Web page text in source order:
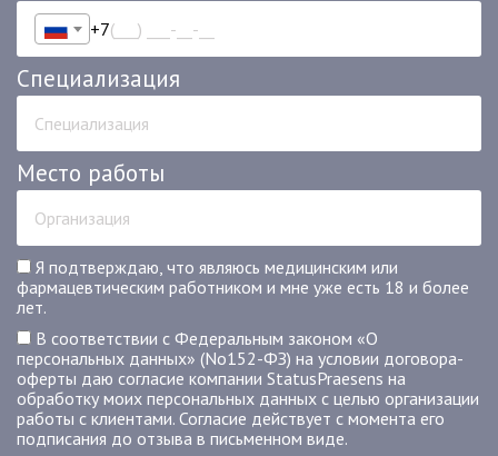
+7
Специализация
Место работы
Я подтверждаю, что являюсь медицинским или
фармацевтическим работником и мне уже есть 18 и более
лет.
В соответствии с Федеральным законом «О
персональных данных» (No152-ФЗ) на условии договора-
оферты даю согласие компании StatusPraesens на
обработку моих персональных данных с целью организации
работы с клиентами. Согласие действует с момента его
подписания до отзыва в письменном виде.